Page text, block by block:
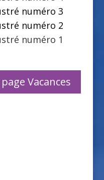
numéro 3
numéro 2
numéro 1
Vacances